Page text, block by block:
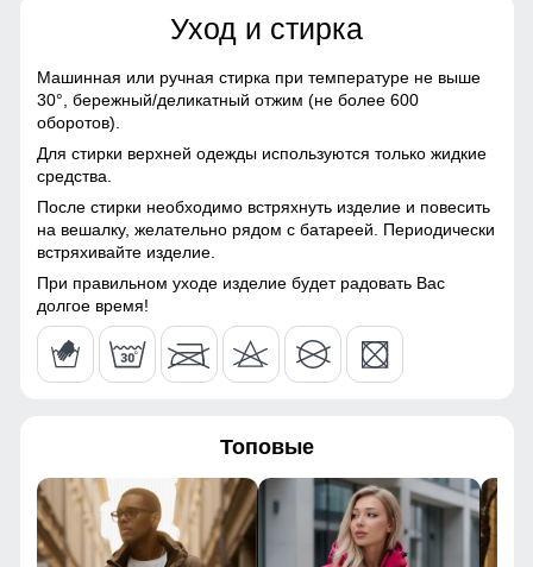
Расширитель штанин на молнии и
разрез внизу горнолыжных брюк позволяет легко
горнолыжных брюках имеются снегозащитные гамаши
плотно обхватывающая ботинок, которые защищают от
проникновения снега и холода.
44
60 (7XL)
41
Экологичные материалы
Материал наполнителя
Особенность ткани
Плотная мембранная
Утеплитель, гр от 290 до 390 гр
Конструктивные особенности
Покрой
полукомбинезона
Прямой
Конструктивность
элемента
Снегозащитные гамаши,
расширитель штанин
Уход и стирка
Машинная или ручная стирка при температуре не выше
30°, бережный/деликатный отжим (не более 600
оборотов).
Для стирки верхней одежды используются только жидкие
средства.
После стирки необходимо встряхнуть изделие и повесить
на вешалку, желательно рядом с батареей. Периодически
встряхивайте изделие.
При правильном уходе изделие будет радовать Вас
долгое время!
Топовые